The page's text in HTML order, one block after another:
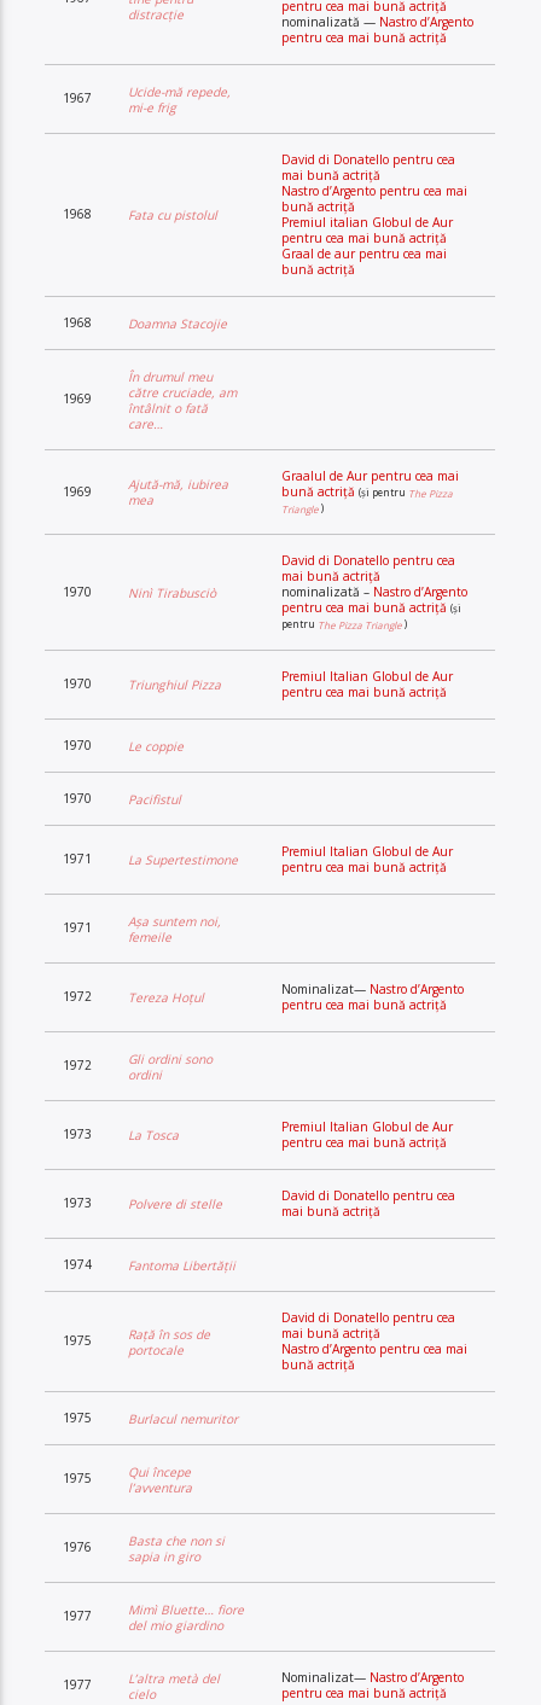
distracție
pentru cea mai bună actriță
nominalizată — Nastro d’Argento
pentru cea mai bună actriță
1967
Ucide-mă repede,
mi-e frig
1968 Fata cu pistolul
David di Donatello pentru cea
mai bună actriță
Nastro d’Argento pentru cea mai
bună actriță
Premiul italian Globul de Aur
pentru cea mai bună actriță
Graal de aur pentru cea mai
bună actriță
1968 Doamna Stacojie
1969
În drumul meu
către cruciade, am
întâlnit o fată
care…
1969
Ajută-mă, iubirea
mea
Graalul de Aur pentru cea mai
bună actriță(și pentru The Pizza
Triangle)
1970 Ninì Tirabusciò
David di Donatello pentru cea
mai bună actriță
nominalizată – Nastro d’Argento
pentru cea mai bună actriță(și
pentru The Pizza Triangle)
1970 Triunghiul Pizza
Premiul Italian Globul de Aur
pentru cea mai bună actriță
1970 Le coppie
1970 Pacifistul
1971 La Supertestimone
Premiul Italian Globul de Aur
pentru cea mai bună actriță
1971
Așa suntem noi,
femeile
1972 Tereza Hoțul
Nominalizat— Nastro d’Argento
pentru cea mai bună actriță
1972
Gli ordini sono
ordini
1973 La Tosca
Premiul Italian Globul de Aur
pentru cea mai bună actriță
1973 Polvere di stelle
David di Donatello pentru cea
mai bună actriță
1974 Fantoma Libertății
1975
Rață în sos de
portocale
David di Donatello pentru cea
mai bună actriță
Nastro d’Argento pentru cea mai
bună actriță
1975 Burlacul nemuritor
1975
Qui începe
l’avventura
1976
Basta che non si
sapia in giro
1977
Mimì Bluette… fiore
del mio giardino
1977
L’altra metà del
cielo
Nominalizat— Nastro d’Argento
pentru cea mai bună actriță